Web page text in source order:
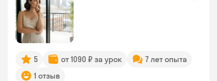
5 от 1090 ₽ за урок
7 лет опыта
1 отзыв